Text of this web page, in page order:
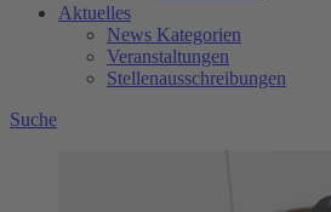
Aktuelles
News Kategorien
Veranstaltungen
Stellenausschreibungen
Suche